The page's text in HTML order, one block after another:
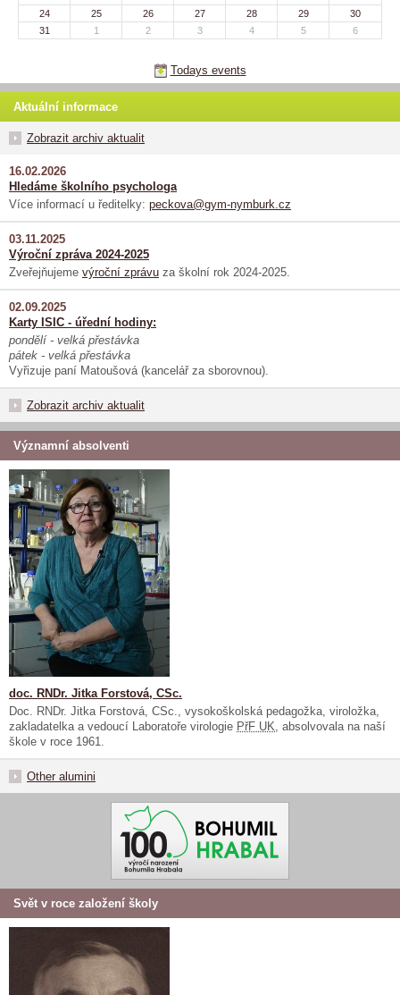
24
25 26 27 28 29
30
31
1 2 3 4 5 6
Todays events
Aktuální informace
Zobrazit archiv aktualit
16.02.2026
Hledáme školního psychologa
Více informací u ředitelky: peckova@gym-nymburk.cz
03.11.2025
Výroční zpráva 2024-2025
Zveřejňujeme výroční zprávu za školní rok 2024-2025.
02.09.2025
Karty ISIC - úřední hodiny:
pondělí - velká přestávka
pátek - velká přestávka
Vyřizuje paní Matoušová (kancelář za sborovnou).
Zobrazit archiv aktualit
Významní absolventi
doc. RNDr. Jitka Forstová, CSc.
Doc. RNDr. Jitka Forstová, CSc., vysokoškolská pedagožka, viroložka,
zakladatelka a vedoucí Laboratoře virologie PřF UK , absolvovala na naší
škole v roce 1961.
Other alumini
Svět v roce založení školy